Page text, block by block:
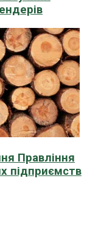
Правління
підприємств